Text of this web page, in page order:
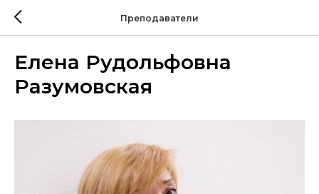
Преподаватели
Елена Рудольфовна
Разумовская